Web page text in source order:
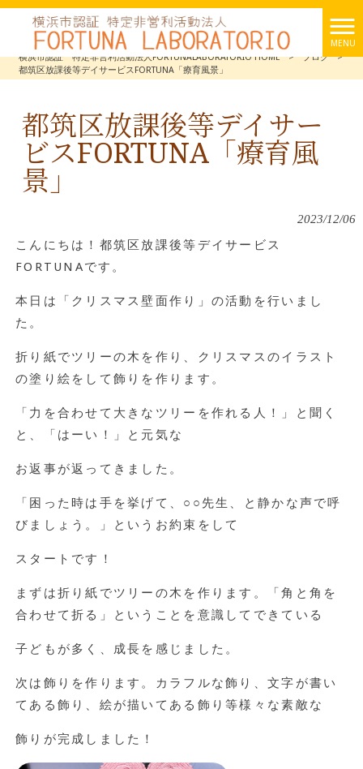
MENU
横浜市認証 特定非営利活動法人FORTUNALABORATORIO HOME
> ブログ
>
都筑区放課後等デイサービスFORTUNA「療育風景」
都筑区放課後等デイサー
ビスFORTUNA「療育風
景」
2023/12/06
こんにちは！都筑区放課後等デイサービス
FORTUNAです。
本日は「クリスマス壁面作り」の活動を行いまし
た。
折り紙でツリーの木を作り、クリスマスのイラスト
の塗り絵をして飾りを作ります。
「力を合わせて大きなツリーを作れる人！」と聞く
と、「はーい！」と元気な
お返事が返ってきました。
「困った時は手を挙げて、○○先生、と静かな声で呼
びましょう。」というお約束をして
スタートです！
まずは折り紙でツリーの木を作ります。「角と角を
合わせて折る」ということを意識してできている
子どもが多く、成長を感じました。
次は飾りを作ります。カラフルな飾り、文字が書い
てある飾り、絵が描いてある飾り等様々な素敵な
飾りが完成しました！